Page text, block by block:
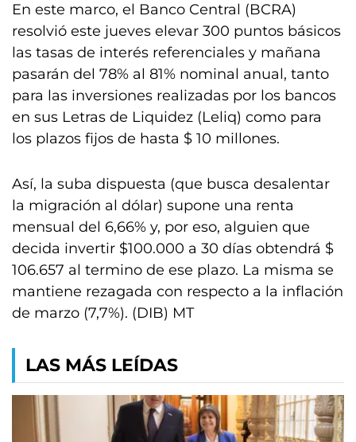
En este marco, el Banco Central (BCRA)
resolvió este jueves elevar 300 puntos básicos
las tasas de interés referenciales y mañana
pasarán del 78% al 81% nominal anual, tanto
para las inversiones realizadas por los bancos
en sus Letras de Liquidez (Leliq) como para
los plazos fijos de hasta $ 10 millones.
Así, la suba dispuesta (que busca desalentar
la migración al dólar) supone una renta
mensual del 6,66% y, por eso, alguien que
decida invertir $100.000 a 30 días obtendrá $
106.657 al termino de ese plazo. La misma se
mantiene rezagada con respecto a la inflación
de marzo (7,7%). (DIB) MT
LAS MÁS LEÍDAS